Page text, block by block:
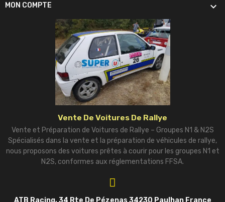
MON COMPTE 
Vente De Voitures De Rallye
Vente et Préparation de Voitures de Rallye – Groupes N1 & N2S
Spécialisés dans la vente et la préparation de véhicules de rallye,
nous proposons des voitures prêtes à courir pour les groupes N1 et
N2S, conformes aux réglementations FFSA.
ATB Racing, 34 Rte De Pézenas 34230 Paulhan France